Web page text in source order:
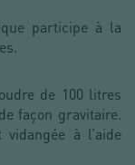
participe à la
de 100 litres
façon gravitaire.
à l’aide